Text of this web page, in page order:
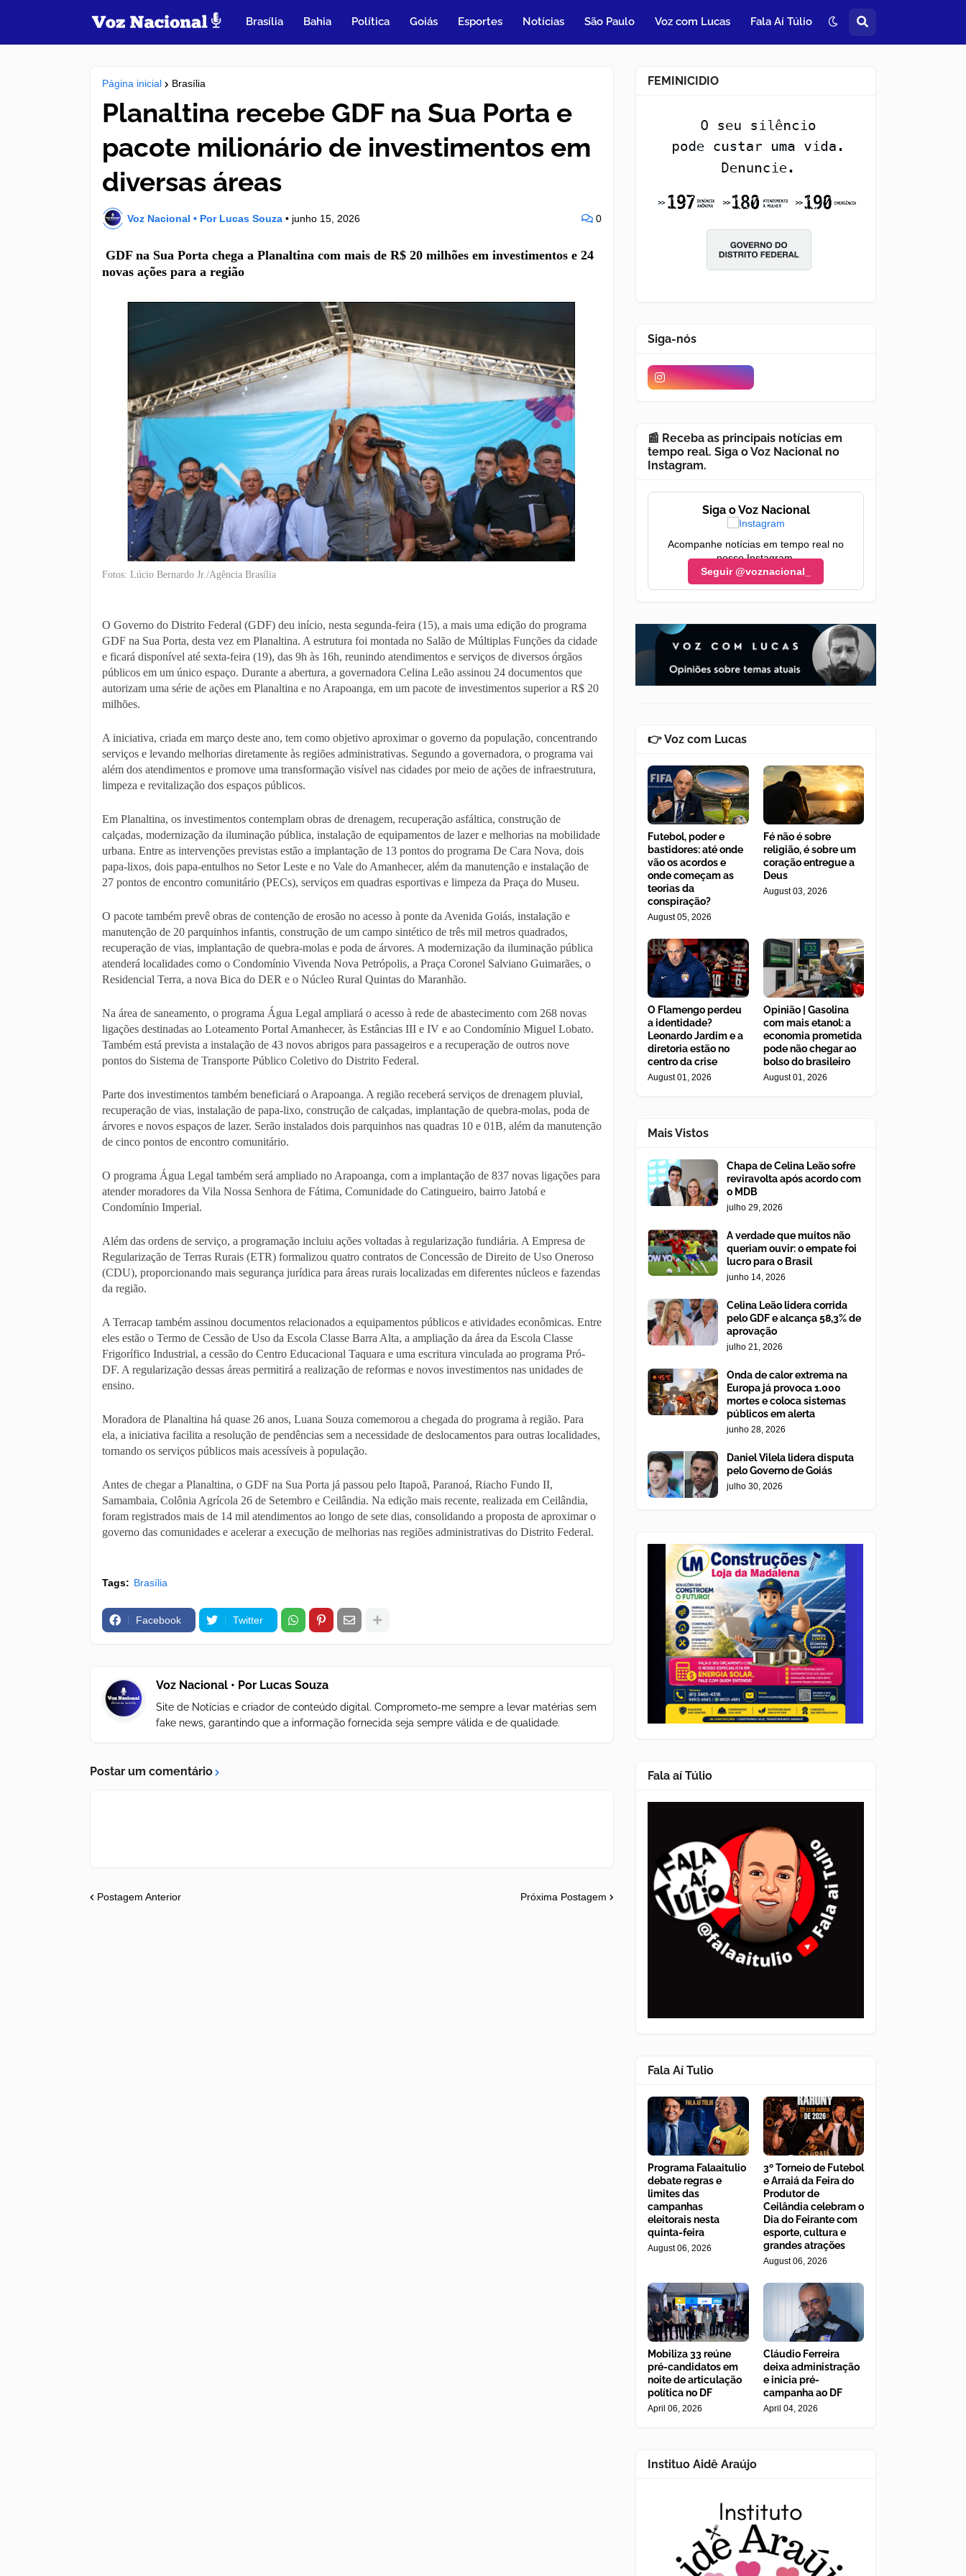
Brasília Bahia Política Goiás Esportes Notícias São Paulo Voz com Lucas Fala Aí Túlio
Página inicial Brasília
Planaltina recebe GDF na Sua Porta e
pacote milionário de investimentos em
diversas áreas
Voz Nacional • Por Lucas Souza • junho 15, 2026 0
GDF na Sua Porta chega a Planaltina com mais de R$ 20 milhões em investimentos e 24
novas ações para a região
Fotos: Lúcio Bernardo Jr./Agência Brasília
O Governo do Distrito Federal (GDF) deu início, nesta segunda-feira (15), a mais uma edição do programa
GDF na Sua Porta, desta vez em Planaltina. A estrutura foi montada no Salão de Múltiplas Funções da cidade
e ficará disponível até sexta-feira (19), das 9h às 16h, reunindo atendimentos e serviços de diversos órgãos
públicos em um único espaço. Durante a abertura, a governadora Celina Leão assinou 24 documentos que
autorizam uma série de ações em Planaltina e no Arapoanga, em um pacote de investimentos superior a R$ 20
milhões.
A iniciativa, criada em março deste ano, tem como objetivo aproximar o governo da população, concentrando
serviços e levando melhorias diretamente às regiões administrativas. Segundo a governadora, o programa vai
além dos atendimentos e promove uma transformação visível nas cidades por meio de ações de infraestrutura,
limpeza e revitalização dos espaços públicos.
Em Planaltina, os investimentos contemplam obras de drenagem, recuperação asfáltica, construção de
calçadas, modernização da iluminação pública, instalação de equipamentos de lazer e melhorias na mobilidade
urbana. Entre as intervenções previstas estão a implantação de 13 pontos do programa De Cara Nova, dois
papa-lixos, dois papa-entulhos no Setor Leste e no Vale do Amanhecer, além da manutenção e instalação de
27 pontos de encontro comunitário (PECs), serviços em quadras esportivas e limpeza da Praça do Museu.
O pacote também prevê obras de contenção de erosão no acesso à ponte da Avenida Goiás, instalação e
manutenção de 20 parquinhos infantis, construção de um campo sintético de três mil metros quadrados,
recuperação de vias, implantação de quebra-molas e poda de árvores. A modernização da iluminação pública
atenderá localidades como o Condomínio Vivenda Nova Petrópolis, a Praça Coronel Salviano Guimarães, o
Residencial Terra, a nova Bica do DER e o Núcleo Rural Quintas do Maranhão.
Na área de saneamento, o programa Água Legal ampliará o acesso à rede de abastecimento com 268 novas
ligações destinadas ao Loteamento Portal Amanhecer, às Estâncias III e IV e ao Condomínio Miguel Lobato.
Também está prevista a instalação de 43 novos abrigos para passageiros e a recuperação de outros nove
pontos do Sistema de Transporte Público Coletivo do Distrito Federal.
Parte dos investimentos também beneficiará o Arapoanga. A região receberá serviços de drenagem pluvial,
recuperação de vias, instalação de papa-lixo, construção de calçadas, implantação de quebra-molas, poda de
árvores e novos espaços de lazer. Serão instalados dois parquinhos nas quadras 10 e 01B, além da manutenção
de cinco pontos de encontro comunitário.
O programa Água Legal também será ampliado no Arapoanga, com a implantação de 837 novas ligações para
atender moradores da Vila Nossa Senhora de Fátima, Comunidade do Catingueiro, bairro Jatobá e
Condomínio Imperial.
Além das ordens de serviço, a programação incluiu ações voltadas à regularização fundiária. A Empresa de
Regularização de Terras Rurais (ETR) formalizou quatro contratos de Concessão de Direito de Uso Oneroso
(CDU), proporcionando mais segurança jurídica para áreas rurais localizadas em diferentes núcleos e fazendas
da região.
A Terracap também assinou documentos relacionados a equipamentos públicos e atividades econômicas. Entre
eles estão o Termo de Cessão de Uso da Escola Classe Barra Alta, a ampliação da área da Escola Classe
Frigorífico Industrial, a cessão do Centro Educacional Taquara e uma escritura vinculada ao programa Pró-
DF. A regularização dessas áreas permitirá a realização de reformas e novos investimentos nas unidades de
ensino.
Moradora de Planaltina há quase 26 anos, Luana Souza comemorou a chegada do programa à região. Para
ela, a iniciativa facilita a resolução de pendências sem a necessidade de deslocamentos para outras localidades,
tornando os serviços públicos mais acessíveis à população.
Antes de chegar a Planaltina, o GDF na Sua Porta já passou pelo Itapoã, Paranoá, Riacho Fundo II,
Samambaia, Colônia Agrícola 26 de Setembro e Ceilândia. Na edição mais recente, realizada em Ceilândia,
foram registrados mais de 14 mil atendimentos ao longo de sete dias, consolidando a proposta de aproximar o
governo das comunidades e acelerar a execução de melhorias nas regiões administrativas do Distrito Federal.
Tags: Brasília
Facebook Twitter
Voz Nacional • Por Lucas Souza
Site de Notícias e criador de conteúdo digital. Comprometo-me sempre a levar matérias sem
fake news, garantindo que a informação fornecida seja sempre válida e de qualidade.
Postar um comentário
Postagem Anterior Próxima Postagem
FEMINICIDIO
Siga-nós
📰 Receba as principais notícias em
tempo real. Siga o Voz Nacional no
Instagram.
Siga o Voz Nacional
Acompanhe notícias em tempo real no
nosso Instagram.
Seguir @voznacional_
👉 Voz com Lucas
Futebol, poder e
bastidores: até onde
vão os acordos e
onde começam as
teorias da
conspiração?
August 05, 2026
Fé não é sobre
religião, é sobre um
coração entregue a
Deus
August 03, 2026
O Flamengo perdeu
a identidade?
Leonardo Jardim e a
diretoria estão no
centro da crise
August 01, 2026
Opinião | Gasolina
com mais etanol: a
economia prometida
pode não chegar ao
bolso do brasileiro
August 01, 2026
Mais Vistos
Chapa de Celina Leão sofre
reviravolta após acordo com
o MDB
julho 29, 2026
A verdade que muitos não
queriam ouvir: o empate foi
lucro para o Brasil
junho 14, 2026
Celina Leão lidera corrida
pelo GDF e alcança 58,3% de
aprovação
julho 21, 2026
Onda de calor extrema na
Europa já provoca 1.000
mortes e coloca sistemas
públicos em alerta
junho 28, 2026
Daniel Vilela lidera disputa
pelo Governo de Goiás
julho 30, 2026
Fala aí Túlio
Fala Aí Tulio
Programa Falaaitulio
debate regras e
limites das
campanhas
eleitorais nesta
quinta-feira
August 06, 2026
3º Torneio de Futebol
e Arraiá da Feira do
Produtor de
Ceilândia celebram o
Dia do Feirante com
esporte, cultura e
grandes atrações
August 06, 2026
Mobiliza 33 reúne
pré-candidatos em
noite de articulação
política no DF
April 06, 2026
Cláudio Ferreira
deixa administração
e inicia pré-
campanha ao DF
April 04, 2026
Instituo Aidê Araújo